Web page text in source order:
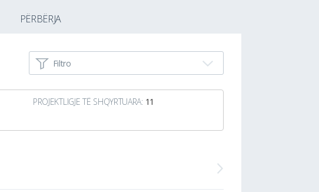
PËRBËRJA
Filtro
PROJEKTLIGJE TË SHQYRTUARA: 11